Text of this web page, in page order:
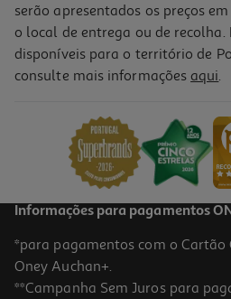
serão apresentados os preços
o local de entrega ou de recolha.
disponíveis para o território de
consulte mais informações aqui.
Informações para pagamentos
*para pagamentos com o
Oney Auchan+.
**Campanha Sem Juros para